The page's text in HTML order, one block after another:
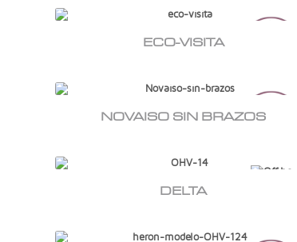
ECO-VISITA
NOVAISO SIN BRAZOS
DELTA